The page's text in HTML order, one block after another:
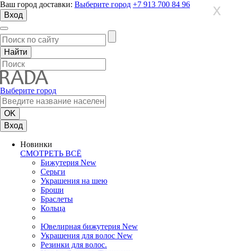
Ваш город доставки: Выберите город +7 913 700 84 96
Вход
Выберите город
Вход
Новинки
СМОТРЕТЬ ВСЁ
Бижутерия New
Серьги
Украшения на шею
Броши
Браслеты
Кольца
Ювелирная бижутерия New
Украшения для волос New
Резинки для волос.
X
X
X